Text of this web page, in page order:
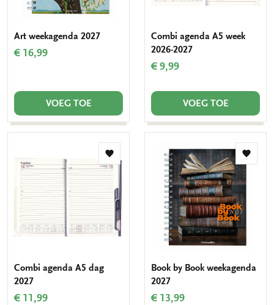
Art weekagenda 2027
€ 16,99
VOEG TOE
Combi agenda A5 week
2026-2027
€ 9,99
VOEG TOE
Toevoegen
aan
verlanglijst
Combi agenda A5 dag
2027
€ 11,99
aan
Book by Book weekagenda
2027
€ 13,99